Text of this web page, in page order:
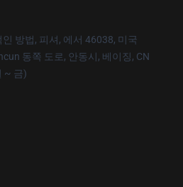
방법, 피셔, 에서 46038, 미국
동쪽 도로, 안동시, 베이징, CN
~ 금)